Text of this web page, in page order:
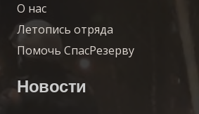
О нас
Летопись отряда
Помочь СпасРезерву
Новости